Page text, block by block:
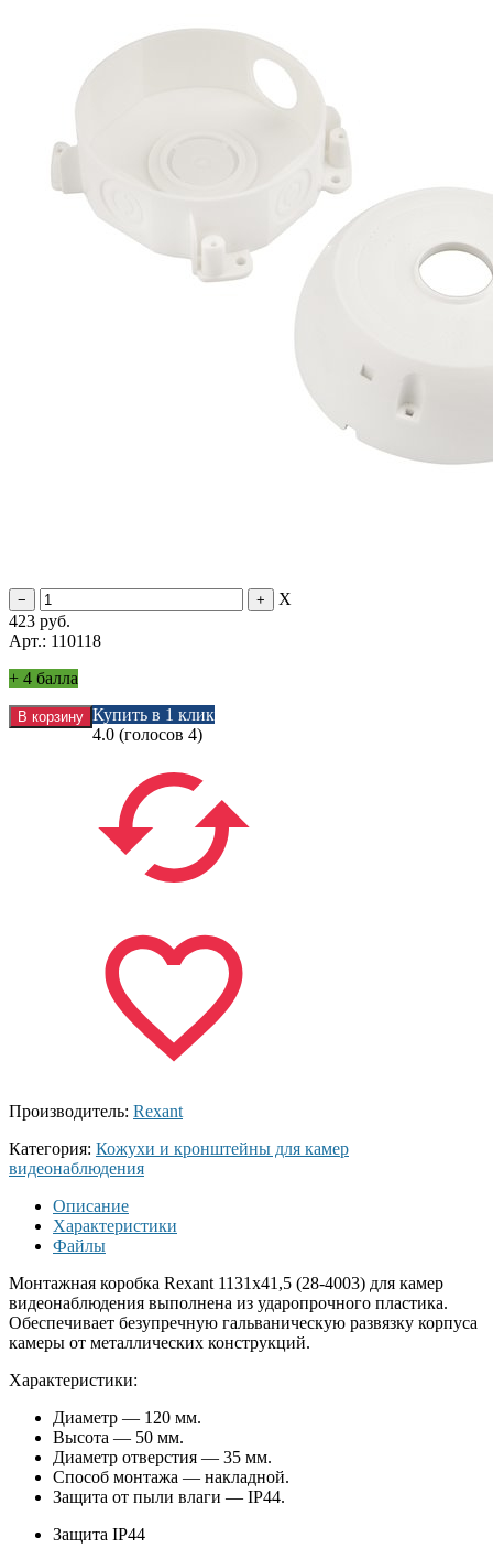
X
423 руб.
Арт.: 110118
+ 4 балла
Купить в 1 клик
4.0 (голосов 4)
Производитель: Rexant
Категория: Кожухи и кронштейны для камер
видеонаблюдения
Описание
Характеристики
Файлы
Монтажная коробка Rexant 1131х41,5 (28-4003) для камер
видеонаблюдения выполнена из ударопрочного пластика.
Обеспечивает безупречную гальваническую развязку корпуса
камеры от металлических конструкций.
Характеристики:
Диаметр — 120 мм.
Высота — 50 мм.
Диаметр отверстия — 35 мм.
Способ монтажа — накладной.
Защита от пыли влаги — IP44.
Защита IP44